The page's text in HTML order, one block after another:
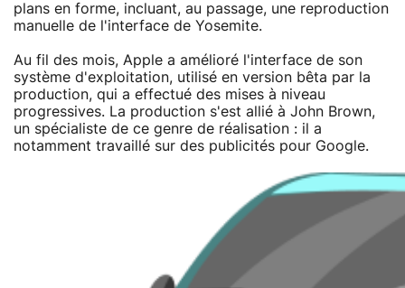
plans en forme, incluant, au passage, une reproduction
manuelle de l'interface de Yosemite.
Au fil des mois, Apple a amélioré l'interface de son
système d'exploitation, utilisé en version bêta par la
production, qui a effectué des mises à niveau
progressives. La production s'est allié à John Brown,
un spécialiste de ce genre de réalisation : il a
notamment travaillé sur des publicités pour Google.